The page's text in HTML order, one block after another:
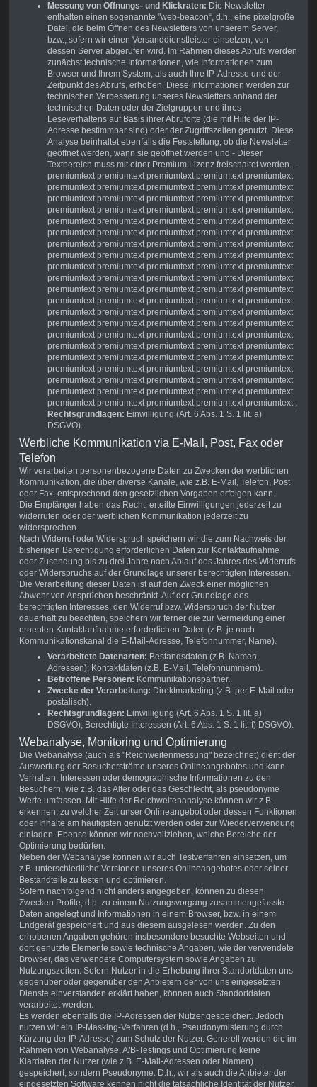
Messung von Öffnungs- und Klickraten: Die Newsletter
enthalten einen sogenannte "web-beacon“, d.h., eine pixelgroße
Datei, die beim Öffnen des Newsletters von unserem Server,
bzw., sofern wir einen Versanddienstleister einsetzen, von
dessen Server abgerufen wird. Im Rahmen dieses Abrufs werden
zunächst technische Informationen, wie Informationen zum
Browser und Ihrem System, als auch Ihre IP-Adresse und der
Zeitpunkt des Abrufs, erhoben. Diese Informationen werden zur
technischen Verbesserung unseres Newsletters anhand der
technischen Daten oder der Zielgruppen und ihres
Leseverhaltens auf Basis ihrer Abruforte (die mit Hilfe der IP-
Adresse bestimmbar sind) oder der Zugriffszeiten genutzt. Diese
Analyse beinhaltet ebenfalls die Feststellung, ob die Newsletter
geöffnet werden, wann sie geöffnet werden und - Dieser
Textbereich muss mit einer Premium Lizenz freischaltet werden. -
premiumtext premiumtext premiumtext premiumtext premiumtext
premiumtext premiumtext premiumtext premiumtext premiumtext
premiumtext premiumtext premiumtext premiumtext premiumtext
premiumtext premiumtext premiumtext premiumtext premiumtext
premiumtext premiumtext premiumtext premiumtext premiumtext
premiumtext premiumtext premiumtext premiumtext premiumtext
premiumtext premiumtext premiumtext premiumtext premiumtext
premiumtext premiumtext premiumtext premiumtext premiumtext
premiumtext premiumtext premiumtext premiumtext premiumtext
premiumtext premiumtext premiumtext premiumtext premiumtext
premiumtext premiumtext premiumtext premiumtext premiumtext
premiumtext premiumtext premiumtext premiumtext premiumtext
premiumtext premiumtext premiumtext premiumtext premiumtext
premiumtext premiumtext premiumtext premiumtext premiumtext
premiumtext premiumtext premiumtext premiumtext premiumtext
premiumtext premiumtext premiumtext premiumtext premiumtext
premiumtext premiumtext premiumtext premiumtext premiumtext
premiumtext premiumtext premiumtext premiumtext premiumtext
premiumtext premiumtext premiumtext premiumtext premiumtext
premiumtext premiumtext premiumtext premiumtext premiumtext
premiumtext premiumtext premiumtext premiumtext premiumtext;
Rechtsgrundlagen: Einwilligung (Art. 6 Abs. 1 S. 1 lit. a)
DSGVO).
Werbliche Kommunikation via E-Mail, Post, Fax oder
Telefon
Wir verarbeiten personenbezogene Daten zu Zwecken der werblichen
Kommunikation, die über diverse Kanäle, wie z.B. E-Mail, Telefon, Post
oder Fax, entsprechend den gesetzlichen Vorgaben erfolgen kann.
Die Empfänger haben das Recht, erteilte Einwilligungen jederzeit zu
widerrufen oder der werblichen Kommunikation jederzeit zu
widersprechen.
Nach Widerruf oder Widerspruch speichern wir die zum Nachweis der
bisherigen Berechtigung erforderlichen Daten zur Kontaktaufnahme
oder Zusendung bis zu drei Jahre nach Ablauf des Jahres des Widerrufs
oder Widerspruchs auf der Grundlage unserer berechtigten Interessen.
Die Verarbeitung dieser Daten ist auf den Zweck einer möglichen
Abwehr von Ansprüchen beschränkt. Auf der Grundlage des
berechtigten Interesses, den Widerruf bzw. Widerspruch der Nutzer
dauerhaft zu beachten, speichern wir ferner die zur Vermeidung einer
erneuten Kontaktaufnahme erforderlichen Daten (z.B. je nach
Kommunikationskanal die E-Mail-Adresse, Telefonnummer, Name).
Verarbeitete Datenarten: Bestandsdaten (z.B. Namen,
Adressen); Kontaktdaten (z.B. E-Mail, Telefonnummern).
Betroffene Personen: Kommunikationspartner.
Zwecke der Verarbeitung: Direktmarketing (z.B. per E-Mail oder
postalisch).
Rechtsgrundlagen: Einwilligung (Art. 6 Abs. 1 S. 1 lit. a)
DSGVO); Berechtigte Interessen (Art. 6 Abs. 1 S. 1 lit. f) DSGVO).
Webanalyse, Monitoring und Optimierung
Die Webanalyse (auch als "Reichweitenmessung" bezeichnet) dient der
Auswertung der Besucherströme unseres Onlineangebotes und kann
Verhalten, Interessen oder demographische Informationen zu den
Besuchern, wie z.B. das Alter oder das Geschlecht, als pseudonyme
Werte umfassen. Mit Hilfe der Reichweitenanalyse können wir z.B.
erkennen, zu welcher Zeit unser Onlineangebot oder dessen Funktionen
oder Inhalte am häufigsten genutzt werden oder zur Wiederverwendung
einladen. Ebenso können wir nachvollziehen, welche Bereiche der
Optimierung bedürfen.
Neben der Webanalyse können wir auch Testverfahren einsetzen, um
z.B. unterschiedliche Versionen unseres Onlineangebotes oder seiner
Bestandteile zu testen und optimieren.
Sofern nachfolgend nicht anders angegeben, können zu diesen
Zwecken Profile, d.h. zu einem Nutzungsvorgang zusammengefasste
Daten angelegt und Informationen in einem Browser, bzw. in einem
Endgerät gespeichert und aus diesem ausgelesen werden. Zu den
erhobenen Angaben gehören insbesondere besuchte Webseiten und
dort genutzte Elemente sowie technische Angaben, wie der verwendete
Browser, das verwendete Computersystem sowie Angaben zu
Nutzungszeiten. Sofern Nutzer in die Erhebung ihrer Standortdaten uns
gegenüber oder gegenüber den Anbietern der von uns eingesetzten
Dienste einverstanden erklärt haben, können auch Standortdaten
verarbeitet werden.
Es werden ebenfalls die IP-Adressen der Nutzer gespeichert. Jedoch
nutzen wir ein IP-Masking-Verfahren (d.h., Pseudonymisierung durch
Kürzung der IP-Adresse) zum Schutz der Nutzer. Generell werden die im
Rahmen von Webanalyse, A/B-Testings und Optimierung keine
Klardaten der Nutzer (wie z.B. E-Mail-Adressen oder Namen)
gespeichert, sondern Pseudonyme. D.h., wir als auch die Anbieter der
eingesetzten Software kennen nicht die tatsächliche Identität der Nutzer,